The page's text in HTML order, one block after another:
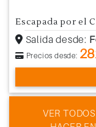
Escapada por el
Salida desde:
Precios desde:
VER